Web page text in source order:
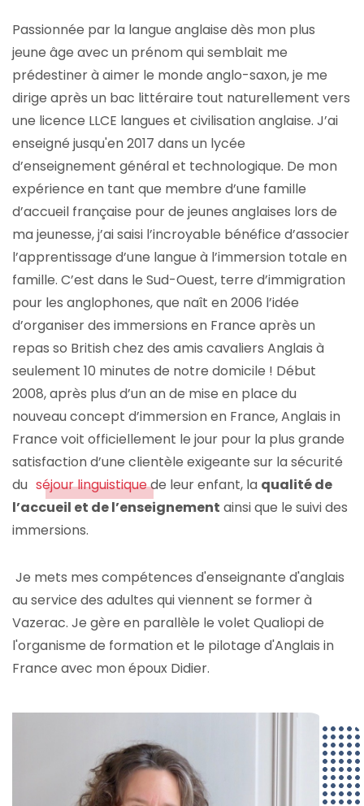
Passionnée par la langue anglaise dès mon plus
jeune âge avec un prénom qui semblait me
prédestiner à aimer le monde anglo-saxon, je me
dirige après un bac littéraire tout naturellement vers
une licence LLCE langues et civilisation anglaise. J’ai
enseigné jusqu'en 2017 dans un lycée
d’enseignement général et technologique. De mon
expérience en tant que membre d’une famille
d’accueil française pour de jeunes anglaises lors de
ma jeunesse, j’ai saisi l’incroyable bénéfice d’associer
l’apprentissage d’une langue à l’immersion totale en
famille. C’est dans le Sud-Ouest, terre d’immigration
pour les anglophones, que naît en 2006 l’idée
d’organiser des immersions en France après un
repas so British chez des amis cavaliers Anglais à
seulement 10 minutes de notre domicile ! Début
2008, après plus d’un an de mise en place du
nouveau concept d’immersion en France, Anglais in
France voit officiellement le jour pour la plus grande
satisfaction d’une clientèle exigeante sur la sécurité
du séjour linguistiquede leur enfant, la qualité de
l’accueil et de l’enseignement ainsi que le suivi des
immersions.
Je mets mes compétences d'enseignante d'anglais
au service des adultes qui viennent se former à
Vazerac. Je gère en parallèle le volet Qualiopi de
l'organisme de formation et le pilotage d'Anglais in
France avec mon époux Didier.